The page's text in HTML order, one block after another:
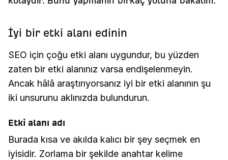
İyi bir etki alanı edinin
SEO için çoğu etki alanı uygundur, bu yüzden
zaten bir etki alanınız varsa endişelenmeyin.
Ancak hâlâ araştırıyorsanız iyi bir etki alanının şu
iki unsurunu aklınızda bulundurun.
Etki alanı adı
Burada kısa ve akılda kalıcı bir şey seçmek en
iyisidir. Zorlama bir şekilde anahtar kelime